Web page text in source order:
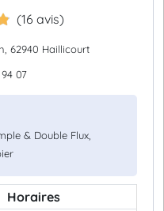
(16 avis)
62940 Haillicourt
07
& Double Flux,
Horaires